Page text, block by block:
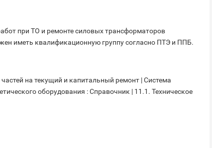
при ТО и ремонте силовых трансформаторов
иметь квалификационную группу согласно ПТЭ и ППБ.
на текущий и капитальный ремонт | Система
оборудования : Справочник | 11.1. Техническое